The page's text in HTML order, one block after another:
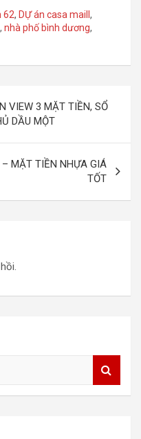
62, DỰ án casa maill ,
, nhà phố bình dương,
VIEW 3 MẶT TIỀN, SỔ
DẦU MỘT
MẶT TIỀN NHỰA GIÁ
TỐT